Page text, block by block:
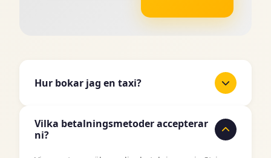
Hur bokar jag en taxi?
Använd vårt bokningsformulär ovan, ange din
upphämtningsplats och destination, välj datum
och tid, och välj sedan din önskade fordonstyp.
Vilka betalningsmetoder accepterar
ni?